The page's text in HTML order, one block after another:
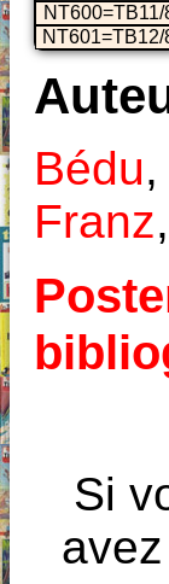
NT600=TB11/
NT601=TB12/
Bédu,
Franz,
Si